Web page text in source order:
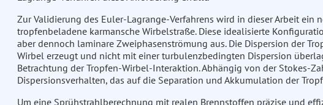
Zur Validierung des Euler-Lagrange-Verfahrens wird in dieser Arbeit ein
tropfenbeladene karmansche Wirbelstraße. Diese idealisierte
aber dennoch laminare Zweiphasenströmung aus. Die Dispersion der
Wirbel erzeugt und nicht mit einer turbulenzbedingten Dispersion
Betrachtung der Tropfen-Wirbel-Interaktion. Abhängig von der Stokes-
Dispersionsverhalten, das auf die Separation und Akkumulation der
Um eine Sprühstrahlberechnung mit realen Brennstoffen präzise und